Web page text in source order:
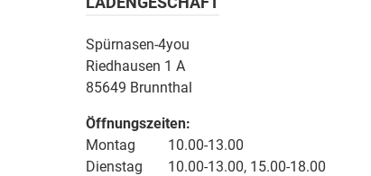
Spürnasen-4you
Riedhausen 1 A
85649 Brunnthal
Öffnungszeiten:
Montag 10.00-13.00
Dienstag 10.00-13.00, 15.00-18.00